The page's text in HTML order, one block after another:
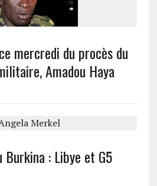
mercredi du procès du
Amadou Haya
: Libye et G5